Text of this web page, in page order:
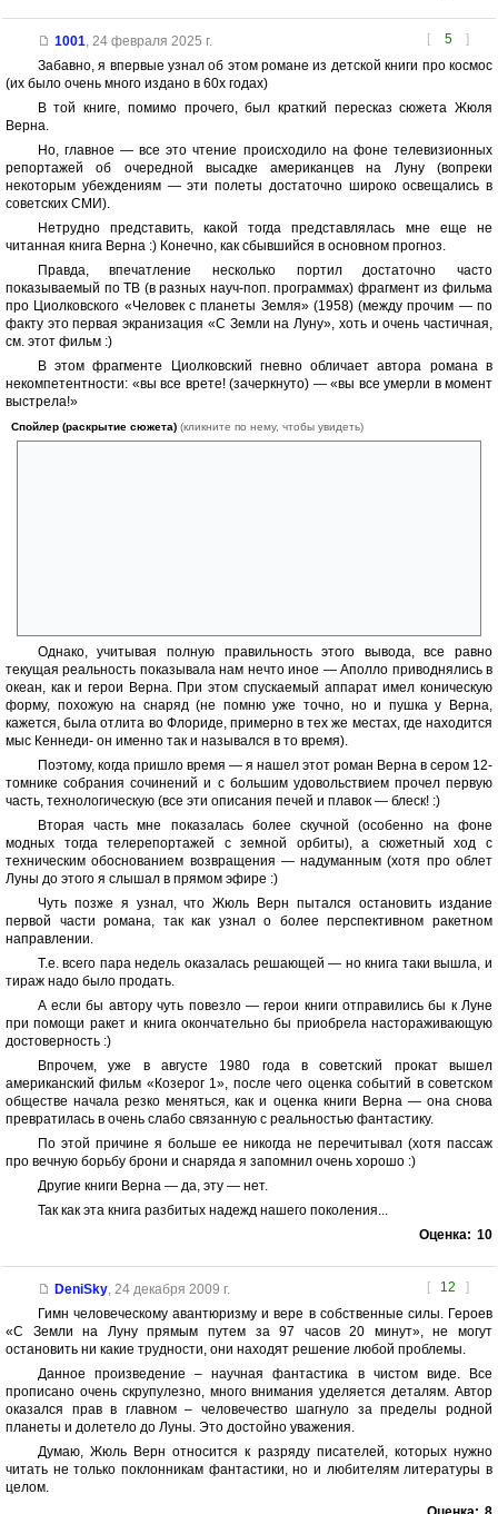
[ 5 ]
1001, 24 февраля 2025 г.
Забавно, я впервые узнал об этом романе из детской книги про космос
(их было очень много издано в 60х годах)
В той книге, помимо прочего, был краткий пересказ сюжета Жюля
Верна.
Но, главное — все это чтение происходило на фоне телевизионных
репортажей об очередной высадке американцев на Луну (вопреки
некоторым убеждениям — эти полеты достаточно широко освещались в
советских СМИ).
Нетрудно представить, какой тогда представлялась мне еще не
читанная книга Верна :) Конечно, как сбывшийся в основном прогноз.
Правда, впечатление несколько портил достаточно часто
показываемый по ТВ (в разных науч-поп. программах) фрагмент из фильма
про Циолковского «Человек с планеты Земля» (1958) (между прочим — по
факту это первая экранизация «С Земли на Луну», хоть и очень частичная,
см. этот фильм :)
В этом фрагменте Циолковский гневно обличает автора романа в
некомпетентности: «вы все врете! (зачеркнуто) — «вы все умерли в момент
выстрела!»
Спойлер (раскрытие сюжета) (кликните по нему, чтобы увидеть)
Однако, учитывая полную правильность этого вывода, все равно
текущая реальность показывала нам нечто иное — Аполло приводнялись в
океан, как и герои Верна. При этом спускаемый аппарат имел коническую
форму, похожую на снаряд (не помню уже точно, но и пушка у Верна,
кажется, была отлита во Флориде, примерно в тех же местах, где находится
мыс Кеннеди- он именно так и назывался в то время).
Поэтому, когда пришло время — я нашел этот роман Верна в сером 12-
томнике собрания сочинений и с большим удовольствием прочел первую
часть, технологическую (все эти описания печей и плавок — блеск! :)
Вторая часть мне показалась более скучной (особенно на фоне
модных тогда телерепортажей с земной орбиты), а сюжетный ход с
техническим обоснованием возвращения — надуманным (хотя про облет
Луны до этого я слышал в прямом эфире :)
Чуть позже я узнал, что Жюль Верн пытался остановить издание
первой части романа, так как узнал о более перспективном ракетном
направлении.
Т.е. всего пара недель оказалась решающей — но книга таки вышла, и
тираж надо было продать.
А если бы автору чуть повезло — герои книги отправились бы к Луне
при помощи ракет и книга окончательно бы приобрела настораживающую
достоверность :)
Впрочем, уже в августе 1980 года в советский прокат вышел
американский фильм «Козерог 1», после чего оценка событий в советском
обществе начала резко меняться, как и оценка книги Верна — она снова
превратилась в очень слабо связанную с реальностью фантастику.
По этой причине я больше ее никогда не перечитывал (хотя пассаж
про вечную борьбу брони и снаряда я запомнил очень хорошо :)
Другие книги Верна — да, эту — нет.
Так как эта книга разбитых надежд нашего поколения...
Оценка: 10
[ 12 ]
DeniSky, 24 декабря 2009 г.
Гимн человеческому авантюризму и вере в собственные силы. Героев
«С Земли на Луну прямым путем за 97 часов 20 минут», не могут
остановить ни какие трудности, они находят решение любой проблемы.
Данное произведение – научная фантастика в чистом виде. Все
прописано очень скрупулезно, много внимания уделяется деталям. Автор
оказался прав в главном – человечество шагнуло за пределы родной
планеты и долетело до Луны. Это достойно уважения.
Думаю, Жюль Верн относится к разряду писателей, которых нужно
читать не только поклонникам фантастики, но и любителям литературы в
целом.